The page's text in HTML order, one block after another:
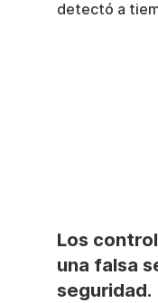
detectó a
Los
una falsa
seguridad.